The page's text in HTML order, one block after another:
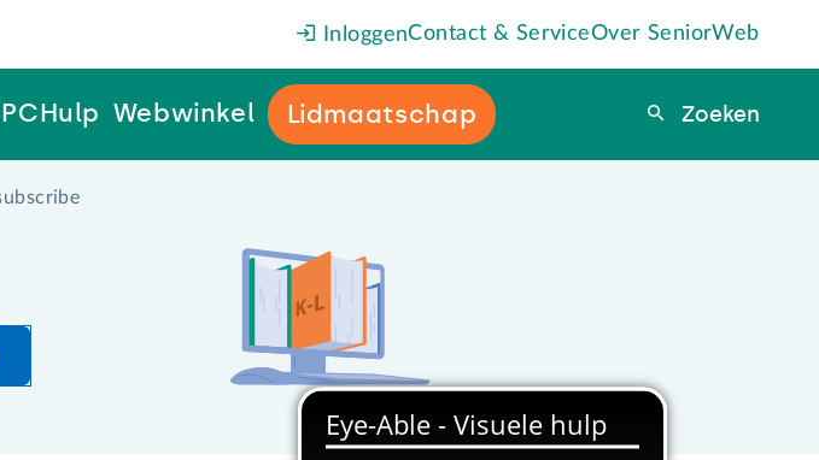
InloggenContact & ServiceOver SeniorWeb
PCHulp Webwinkel Lidmaatschap Zoeken
Zoeken